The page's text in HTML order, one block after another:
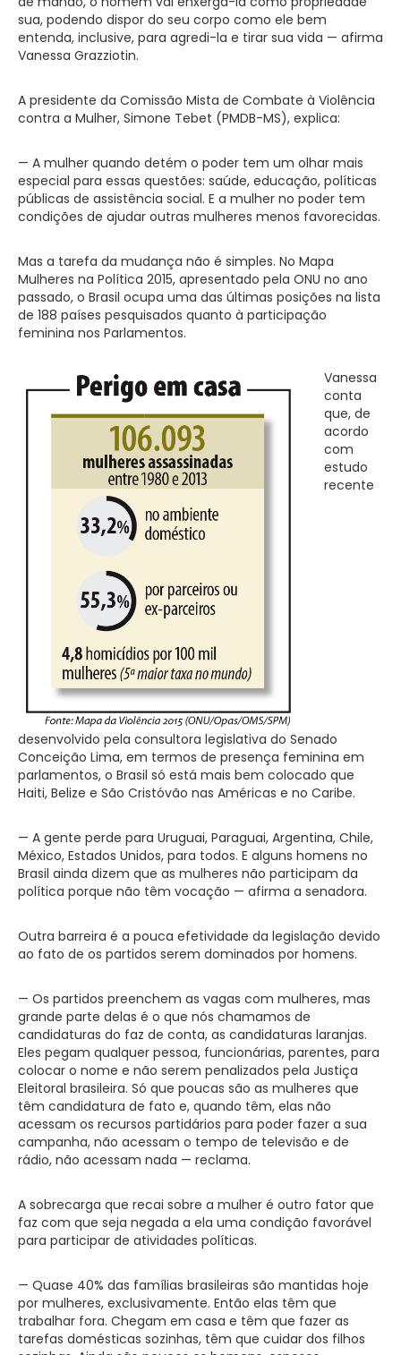
sua, podendo dispor do seu corpo como ele bem
entenda, inclusive, para agredi-la e tirar sua vida — afirma
Vanessa Grazziotin.
A presidente da Comissão Mista de Combate à Violência
contra a Mulher, Simone Tebet (PMDB-MS), explica:
— A mulher quando detém o poder tem um olhar mais
especial para essas questões: saúde, educação, políticas
públicas de assistência social. E a mulher no poder tem
condições de ajudar outras mulheres menos favorecidas.
Mas a tarefa da mudança não é simples. No Mapa
Mulheres na Política 2015, apresentado pela ONU no ano
passado, o Brasil ocupa uma das últimas posições na lista
de 188 países pesquisados quanto à participação
feminina nos Parlamentos.
Vanessa
conta
que, de
acordo
com
estudo
recente
desenvolvido pela consultora legislativa do Senado
Conceição Lima, em termos de presença feminina em
parlamentos, o Brasil só está mais bem colocado que
Haiti, Belize e São Cristóvão nas Américas e no Caribe.
— A gente perde para Uruguai, Paraguai, Argentina, Chile,
México, Estados Unidos, para todos. E alguns homens no
Brasil ainda dizem que as mulheres não participam da
política porque não têm vocação — afirma a senadora.
Outra barreira é a pouca efetividade da legislação devido
ao fato de os partidos serem dominados por homens.
— Os partidos preenchem as vagas com mulheres, mas
grande parte delas é o que nós chamamos de
candidaturas do faz de conta, as candidaturas laranjas.
Eles pegam qualquer pessoa, funcionárias, parentes, para
colocar o nome e não serem penalizados pela Justiça
Eleitoral brasileira. Só que poucas são as mulheres que
têm candidatura de fato e, quando têm, elas não
acessam os recursos partidários para poder fazer a sua
campanha, não acessam o tempo de televisão e de
rádio, não acessam nada — reclama.
A sobrecarga que recai sobre a mulher é outro fator que
faz com que seja negada a ela uma condição favorável
para participar de atividades políticas.
— Quase 40% das famílias brasileiras são mantidas hoje
por mulheres, exclusivamente. Então elas têm que
trabalhar fora. Chegam em casa e têm que fazer as
tarefas domésticas sozinhas, têm que cuidar dos filhos